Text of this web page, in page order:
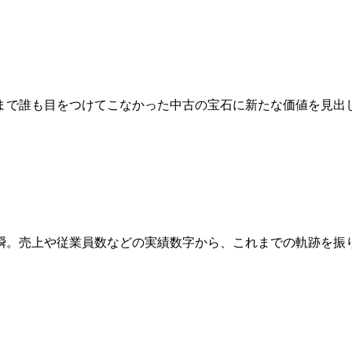
誰も目をつけてこなかった中古の宝石に新たな価値を見
売上や従業員数などの実績数字から、これまでの軌跡を